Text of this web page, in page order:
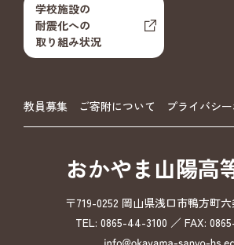
学校施設の
耐震化への
取り組み状況
教員募集 ご寄附について プライバシ
おかやま山陽高
〒719-0252 岡山県浅口市鴨方町
TEL: 0865-44-3100 ／ FAX: